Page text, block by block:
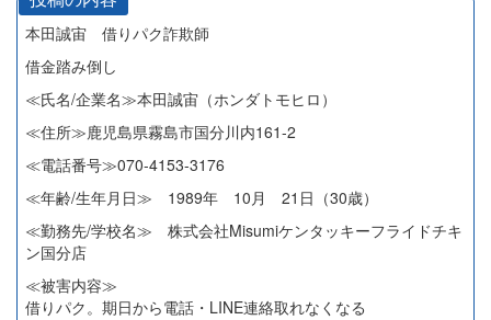
本田誠宙 借りパク詐欺師
借金踏み倒し
≪氏名/企業名≫本田誠宙（ホンダトモヒロ）
≪住所≫鹿児島県霧島市国分川内161-2
≪電話番号≫070-4153-3176
≪年齢/生年月日≫ 1989年 10月 21日（30歳）
≪勤務先/学校名≫ 株式会社Misumiケンタッキーフライドチキ
ン国分店
≪被害内容≫
借りパク。期日から電話・LINE連絡取れなくなる